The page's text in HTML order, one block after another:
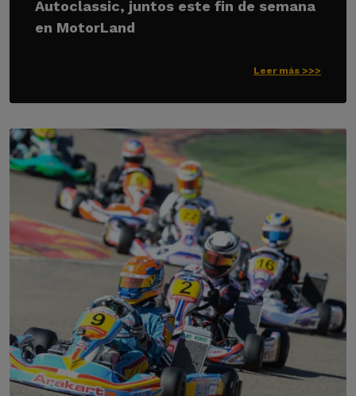
Autoclassic, juntos este fin de semana
en MotorLand
Leer más >>>